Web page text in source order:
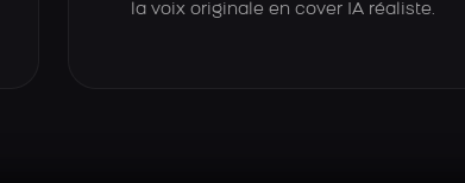
la voix originale en cover IA réaliste.